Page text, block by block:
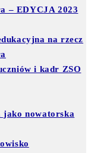
– EDYCJA 2023
na rzecz
i kadr ZSO
jako nowatorska